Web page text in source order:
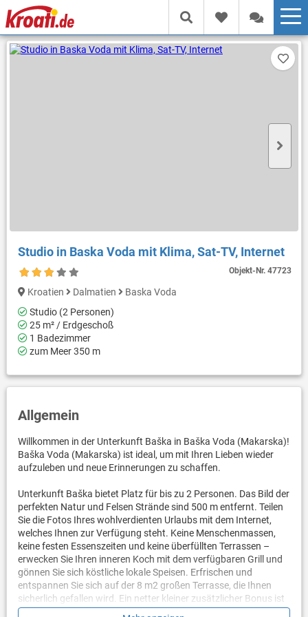
Studio in Baska Voda mit Klima, Sat-TV, Internet
Objekt-Nr.47723
Kroatien Dalmatien
Baska Voda
Studio (2 Personen)
25 m² / Erdgeschoß
1 Badezimmer
zum Meer 350 m
Allgemein
Willkommen in der Unterkunft Baška in Baška Voda (Makarska)!
Baška Voda (Makarska) ist ideal, um mit Ihren Lieben wieder
aufzuleben und neue Erinnerungen zu schaffen.
Unterkunft Baška bietet Platz für bis zu 2 Personen. Das Bild der
perfekten Natur und Felsen Strände sind 500 m entfernt. Teilen
Sie die Fotos Ihres wohlverdienten Urlaubs mit dem Internet,
welches Ihnen zur Verfügung steht. Keine Menschenmassen,
keine festen Essenszeiten und keine überfüllten Terrassen –
erwecken Sie Ihren inneren Koch mit dem verfügbaren Grill und
gönnen Sie sich köstliche lokale Speisen. Erfrischen und
entspannen Sie sich auf der 8 m2 großen Terrasse, die Ihnen
sicherlich gefallen wird. Ein netter kleiner zusätzlicher Bonus ist
der Blick auf Den Hof.